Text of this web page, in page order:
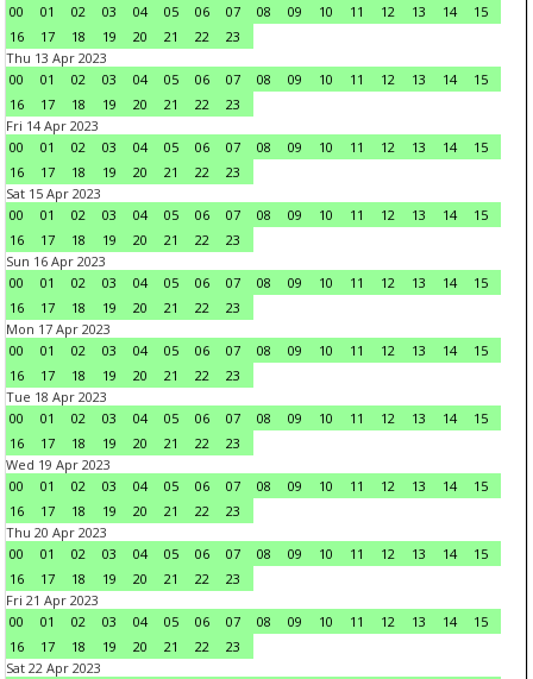
00
01 02 03 04 05 06 07 08 09 10 11 12 13 14
15
16
17 18 19 20 21 22
23
Thu 13 Apr 2023
00
01 02 03 04 05 06 07 08 09 10 11 12 13 14
15
16
17 18 19 20 21 22
23
Fri 14 Apr 2023
00
01 02 03 04 05 06 07 08 09 10 11 12 13 14
15
16
17 18 19 20 21 22
23
Sat 15 Apr 2023
00
01 02 03 04 05 06 07 08 09 10 11 12 13 14
15
16
17 18 19 20 21 22
23
Sun 16 Apr 2023
00
01 02 03 04 05 06 07 08 09 10 11 12 13 14
15
16
17 18 19 20 21 22
23
Mon 17 Apr 2023
00
01 02 03 04 05 06 07 08 09 10 11 12 13 14
15
16
17 18 19 20 21 22
23
Tue 18 Apr 2023
00
01 02 03 04 05 06 07 08 09 10 11 12 13 14
15
16
17 18 19 20 21 22
23
Wed 19 Apr 2023
00
01 02 03 04 05 06 07 08 09 10 11 12 13 14
15
16
17 18 19 20 21 22
23
Thu 20 Apr 2023
00
01 02 03 04 05 06 07 08 09 10 11 12 13 14
15
16
17 18 19 20 21 22
23
Fri 21 Apr 2023
00
01 02 03 04 05 06 07 08 09 10 11 12 13 14
15
16
17 18 19 20 21 22
23
Sat 22 Apr 2023